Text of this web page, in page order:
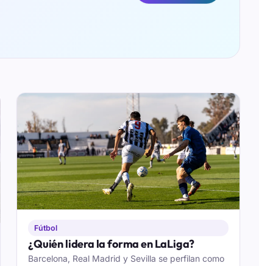
Fútbol
¿Quién lidera la forma en LaLiga?
Barcelona, Real Madrid y Sevilla se perfilan como